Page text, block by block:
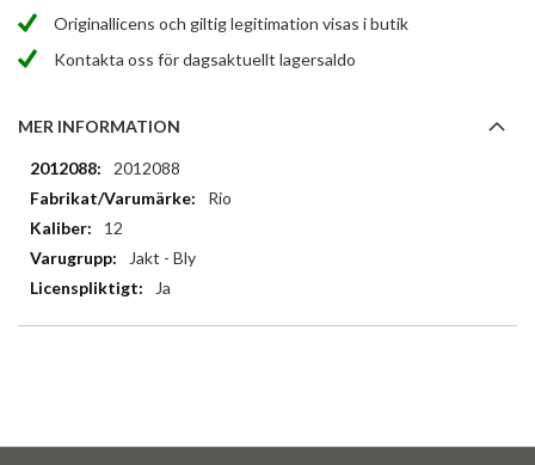
Originallicens och giltig legitimation visas i butik
Kontakta oss för dagsaktuellt lagersaldo
MER INFORMATION
Mer
information
2012088
Rio
12
Jakt - Bly
Ja